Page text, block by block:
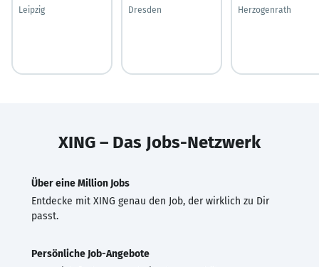
Leipzig
Dresden
Herzogenrath
XING – Das Jobs-Netzwerk
Über eine Million Jobs
Entdecke mit XING genau den Job, der wirklich zu Dir
passt.
Persönliche Job-Angebote